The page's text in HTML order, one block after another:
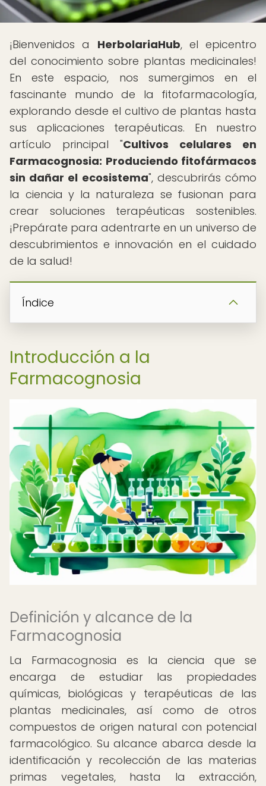
¡Bienvenidos a HerbolariaHub, el epicentro
del conocimiento sobre plantas medicinales!
En este espacio, nos sumergimos en el
fascinante mundo de la fitofarmacología,
explorando desde el cultivo de plantas hasta
sus aplicaciones terapéuticas. En nuestro
artículo principal "Cultivos celulares en
Farmacognosia: Produciendo fitofármacos
sin dañar el ecosistema", descubrirás cómo
la ciencia y la naturaleza se fusionan para
crear soluciones terapéuticas sostenibles.
¡Prepárate para adentrarte en un universo de
descubrimientos e innovación en el cuidado
de la salud!
Índice
Introducción a la
Farmacognosia
Definición y alcance de la
Farmacognosia
La Farmacognosia es la ciencia que se
encarga de estudiar las propiedades
químicas, biológicas y terapéuticas de las
plantas medicinales, así como de otros
compuestos de origen natural con potencial
farmacológico. Su alcance abarca desde la
identificación y recolección de las materias
primas vegetales, hasta la extracción,